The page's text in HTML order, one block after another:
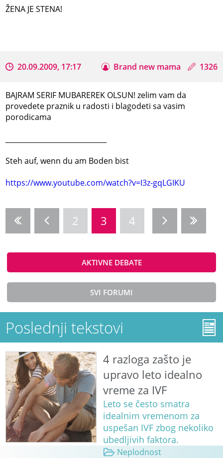
ŽENA JE STENA!
20.09.2009, 17:17 Brand new mama 1326
BAJRAM SERIF MUBAREREK OLSUN! zelim vam da
provedete praznik u radosti i blagodeti sa vasim
porodicama
Steh auf, wenn du am Boden bist
https://www.youtube.com/watch?v=I3z-gqLGIKU
2 3 4
AKTIVNE DEBATE
SVI FORUMI
Poslednji tekstovi
4 razloga zašto je
upravo leto idealno
vreme za IVF
Leto se često smatra
idealnim vremenom za
uspešan IVF zbog nekoliko
ubedljivih faktora.
Neplodnost